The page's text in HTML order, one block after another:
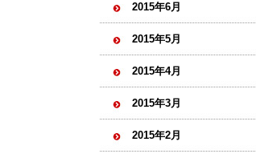
2015年6月
2015年5月
2015年4月
2015年3月
2015年2月